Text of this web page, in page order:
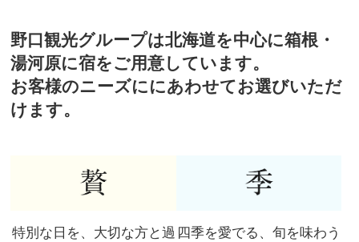
野口観光グループは北海道を中心に箱根・
湯河原に宿をご用意しています。
お客様のニーズににあわせてお選びいただ
けます。
特別な日を、大切な方と過 四季を愛でる、旬を味わう